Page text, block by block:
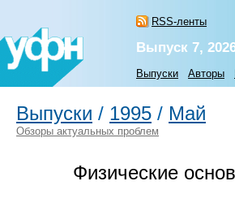
RSS-ленты
Выпуск 7,
Выпуски Авторы
Выпуски / 1995 / Май
Обзоры актуальных проблем
Физические